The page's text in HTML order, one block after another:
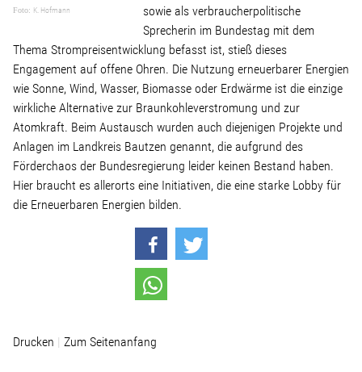
Wahlkreis
Pressemitteilungen
Presse
Pressebilder
Service
Termine
K. Hofmann
sowie als verbraucherpolitische
Sprecherin im Bundestag mit dem
Thema Strompreisentwicklung befasst ist, stieß dieses
Engagement auf offene Ohren. Die Nutzung erneuerbarer Energien
wie Sonne, Wind, Wasser, Biomasse oder Erdwärme ist die einzige
wirkliche Alternative zur Braunkohleverstromung und zur
Atomkraft. Beim Austausch wurden auch diejenigen Projekte und
Anlagen im Landkreis Bautzen genannt, die aufgrund des
Förderchaos der Bundesregierung leider keinen Bestand haben.
Hier braucht es allerorts eine Initiativen, die eine starke Lobby für
die Erneuerbaren Energien bilden.
Drucken Zum Seitenanfang